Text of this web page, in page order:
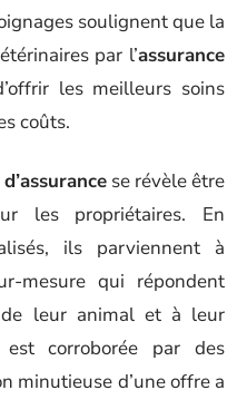
soulignent que la
par l’assurance
les meilleurs soins
coûts.
se révèle être
les propriétaires. En
ils parviennent à
mesure qui répondent
de leur animal et à leur
corroborée par des
minutieuse d’une offre a